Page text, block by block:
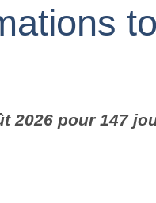
2026 pour 147